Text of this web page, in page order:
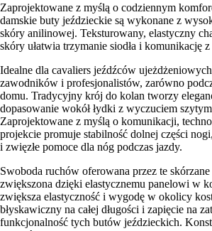
Zaprojektowane z myślą o codziennym
damskie buty jeździeckie są wykonane z
skóry anilinowej. Teksturowany, elastyczny
skóry ułatwia trzymanie siodła i komunikację
Idealne dla cavaliers jeźdźców
zawodników i profesjonalistów, zarówno
domu. Tradycyjny krój do kolan tworzy
dopasowanie wokół łydki z wyczuciem
Zaprojektowane z myślą o komunikacji,
projekcie promuje stabilność dolnej części
i zwięzłe pomoce dla nóg podczas jazdy.
Swoboda ruchów oferowana przez te
zwiększona dzięki elastycznemu panelowi w
zwiększa elastyczność i wygodę w okolicy
błyskawiczny na całej długości i zapięcie na
funkcjonalność tych butów jeździeckich.